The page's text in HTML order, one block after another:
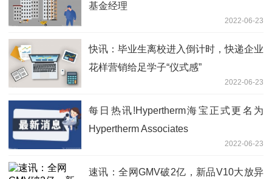
基金经理
2022-06-23
快讯：毕业生离校进入倒计时，快递企业
花样营销给足学子“仪式感”
2022-06-23
每日热讯!Hypertherm海宝正式更名为
Hypertherm Associates
2022-06-23
速讯：全网GMV破2亿，新品V10大放异